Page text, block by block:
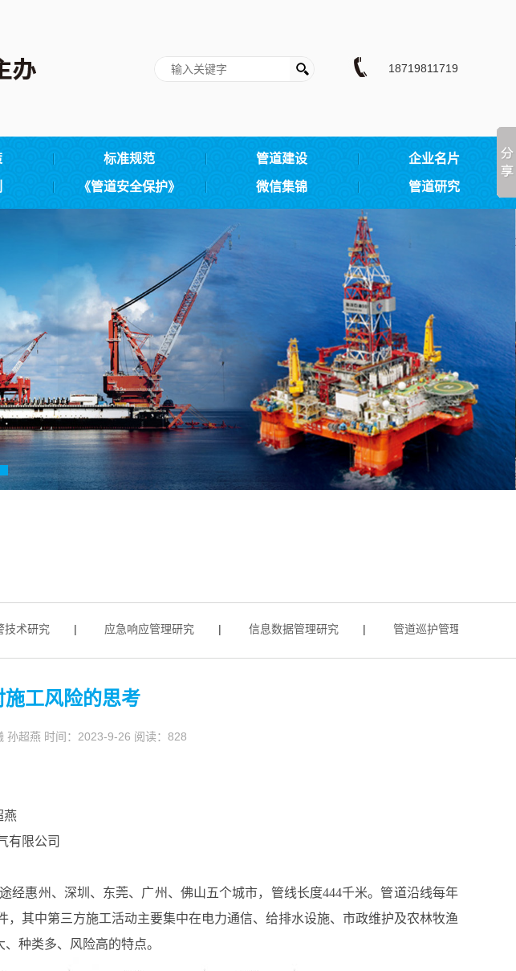
18719811719
标准规范 管道建设 企业名片
《管道安全保护》 微信集锦 管道研究
研究 应急响应管理研究 信息数据管理研究 管道巡护管理研究
工风险的思考
超燕 时间：2023-9-26 阅读： 828
燕
有限公司
惠州、深圳、东莞、广州、佛山五个城市，管线长度444千米。管道沿线每年
其中第三方施工活动主要集中在电力通信、给排水设施、市政维护及农林牧渔
种类多、风险高的特点。